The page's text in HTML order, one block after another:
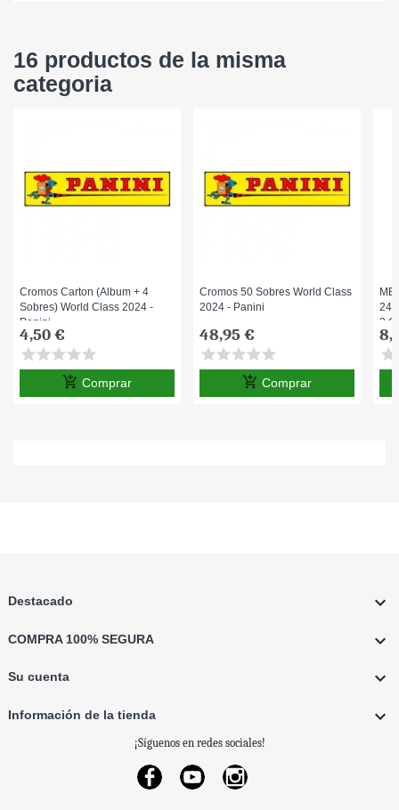
16 productos de la misma
categoria
Cromos Carton (Album + 4
Sobres) World Class 2024 -
Panini
4,50 €
starstarstarstarstar
add_shopping_cart Comprar
Cromos 50 Sobres World Class
2024 - Panini
48,95 €
starstarstarstarstar
add_shopping_cart Comprar
24/
3
star
Destacado 
COMPRA 100% SEGURA 
Su cuenta 
Información de la tienda 
¡Síguenos en redes sociales!
FacebookYouTubeInstagram